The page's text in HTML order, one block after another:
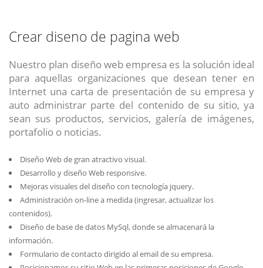
Crear diseno de pagina web
Nuestro plan diseño web empresa es la solución ideal
para aquellas organizaciones que desean tener en
Internet una carta de presentación de su empresa y
auto administrar parte del contenido de su sitio, ya
sean sus productos, servicios, galería de imágenes,
portafolio o noticias.
Diseño Web de gran atractivo visual.
Desarrollo y diseño Web responsive.
Mejoras visuales del diseño con tecnología jquery.
Administración on-line a medida (ingresar, actualizar los
contenidos).
Diseño de base de datos MySql, donde se almacenará la
información.
Formulario de contacto dirigido al email de su empresa.